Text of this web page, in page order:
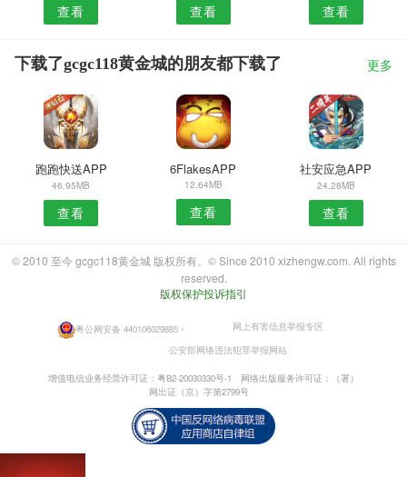
查看 查看 查看
下载了gcgc118黄金城的朋友都下载了 更多
跑跑快送APP
46.95MB
查看
6FlakesAPP
12.64MB
查看
社安应急APP
24.28MB
查看
© 2010 至今 gcgc118黄金城 版权所有。© Since 2010 xizhengw.com. All rights
reserved.
版权保护投诉指引
粤公网安备 440106029885・
网上有害信息举报专区
公安部网络违法犯罪举报网站
增值电信业务经营许可证：粤B2-20030330号-1
网络出版服务许可证：（署）
网出证（京）字第2799号